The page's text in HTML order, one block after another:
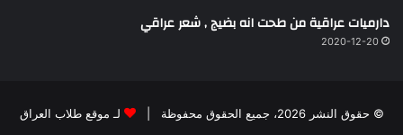
دارميات عراقية من طحت انه بضيج , شعر عراقي
2020-12-20
© حقوق النشر 2026، جميع الحقوق محفوظة | لـ موقع طلاب العراق